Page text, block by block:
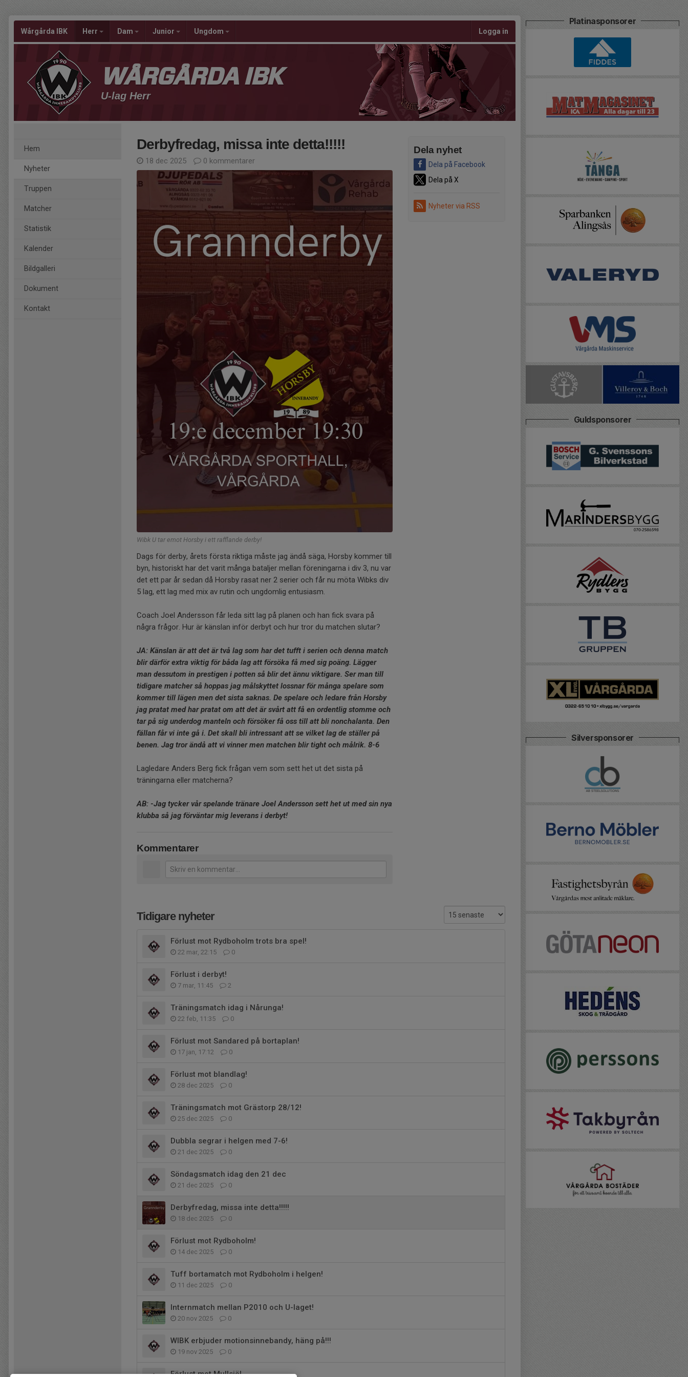
Wårgårda IBK Herr Dam Junior Ungdom Logga in
WÅRGÅRDA IBK
U-lag Herr
Hem
Nyheter
Truppen
Matcher
Statistik
Kalender
Bildgalleri
Dokument
Kontakt
Dela nyhet
Dela på Facebook
Dela på X
Nyheter via RSS
Derbyfredag, missa inte detta!!!!!
18 dec 2025 0 kommentarer
Wibk U tar emot Horsby i ett rafflande derby!
Dags för derby, årets första riktiga måste jag ändå säga, Horsby kommer till
byn, historiskt har det varit många bataljer mellan föreningarna i div 3, nu var
det ett par år sedan då Horsby rasat ner 2 serier och får nu möta Wibks div
5 lag, ett lag med mix av rutin och ungdomlig entusiasm.
Coach Joel Andersson får leda sitt lag på planen och han fick svara på
några frågor. Hur är känslan inför derbyt och hur tror du matchen slutar?
JA: Känslan är att det är två lag som har det tufft i serien och denna match
blir därför extra viktig för båda lag att försöka få med sig poäng. Lägger
man dessutom in prestigen i potten så blir det ännu viktigare. Ser man till
tidigare matcher så hoppas jag målskyttet lossnar för många spelare som
kommer till lägen men det sista saknas. De spelare och ledare från Horsby
jag pratat med har pratat om att det är svårt att få en ordentlig stomme och
tar på sig underdog manteln och försöker få oss till att bli nonchalanta. Den
fällan får vi inte gå i. Det skall bli intressant att se vilket lag de ställer på
benen. Jag tror ändå att vi vinner men matchen blir tight och målrik. 8-6
Lagledare Anders Berg fick frågan vem som sett het ut det sista på
träningarna eller matcherna?
AB: -Jag tycker vår spelande tränare Joel Andersson sett het ut med sin nya
klubba så jag förväntar mig leverans i derbyt!
Kommentarer
Tidigare nyheter
Förlust mot Rydboholm trots bra spel!
22 mar, 22:15 0
Förlust i derbyt!
7 mar, 11:45 2
Träningsmatch idag i Nårunga!
22 feb, 11:35 0
Förlust mot Sandared på bortaplan!
17 jan, 17:12 0
Förlust mot blandlag!
28 dec 2025 0
Träningsmatch mot Grästorp 28/12!
25 dec 2025 0
Dubbla segrar i helgen med 7-6!
21 dec 2025 0
Söndagsmatch idag den 21 dec
21 dec 2025 0
Derbyfredag, missa inte detta!!!!!
18 dec 2025 0
Förlust mot Rydboholm!
14 dec 2025 0
Tuff bortamatch mot Rydboholm i helgen!
11 dec 2025 0
Internmatch mellan P2010 och U-laget!
20 nov 2025 0
WIBK erbjuder motionsinnebandy, häng på!!!
19 nov 2025 0
Förlust mot Mullsjö!
Platinasponsorer
Guldsponsorer
Silversponsorer